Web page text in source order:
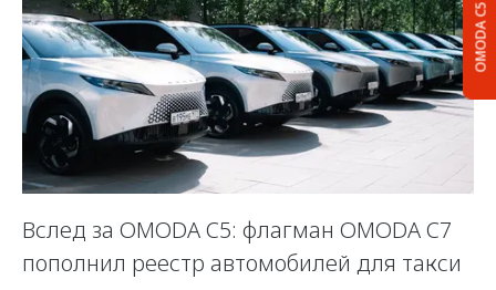
OMODA C5
Вслед за OMODA C5: флагман OMODA C7
пополнил реестр автомобилей для такси